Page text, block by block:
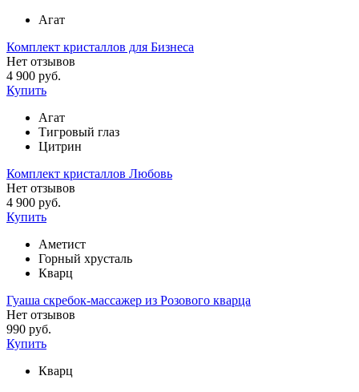
Агат
Комплект кристаллов для Бизнеса
Нет отзывов
4 900 руб.
Купить
Агат
Тигровый глаз
Цитрин
Комплект кристаллов Любовь
Нет отзывов
4 900 руб.
Купить
Аметист
Горный хрусталь
Кварц
Гуаша скребок-массажер из Розового кварца
Нет отзывов
990 руб.
Купить
Кварц